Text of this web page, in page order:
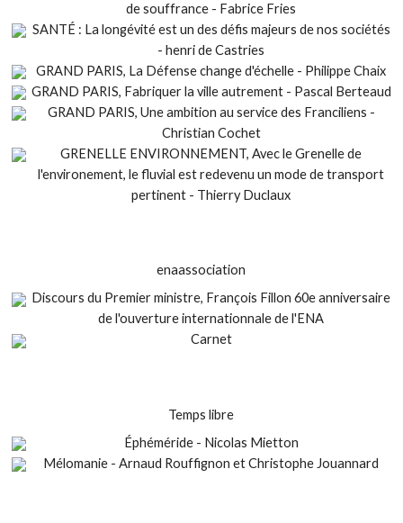
de souffrance - Fabrice Fries
SANTÉ : La longévité est un des défis majeurs de nos sociétés
- henri de Castries
GRAND PARIS, La Défense change d'échelle - Philippe Chaix
GRAND PARIS, Fabriquer la ville autrement - Pascal Berteaud
GRAND PARIS, Une ambition au service des Franciliens -
Christian Cochet
GRENELLE ENVIRONNEMENT, Avec le Grenelle de
l'environement, le fluvial est redevenu un mode de transport
pertinent - Thierry Duclaux
enaassociation
Discours du Premier ministre, François Fillon 60e anniversaire
de l'ouverture internationnale de l'ENA
Carnet
Temps libre
Éphéméride - Nicolas Mietton
Mélomanie - Arnaud Rouffignon et Christophe Jouannard